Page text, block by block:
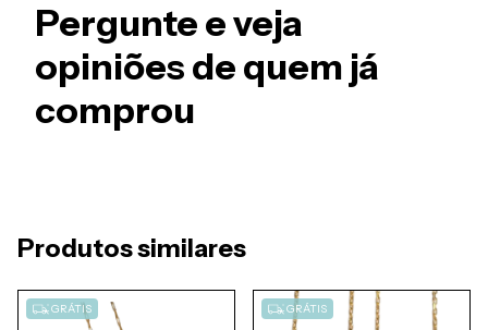
Pergunte e veja
opiniões de quem já
comprou
Produtos similares
GRÁTIS GRÁTIS